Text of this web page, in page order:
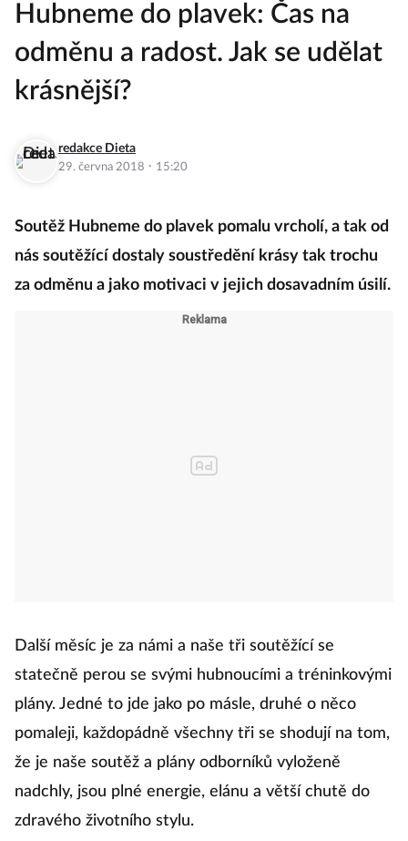
Hubneme do plavek: Čas na
odměnu a radost. Jak se udělat
krásnější?
redakce Dieta
29. června 2018 · 15:20
Soutěž Hubneme do plavek pomalu vrcholí, a tak od
nás soutěžící dostaly soustředění krásy tak trochu
za odměnu a jako motivaci v jejich dosavadním úsilí.
Další měsíc je za námi a naše tři soutěžící se
statečně perou se svými hubnoucími a tréninkovými
plány. Jedné to jde jako po másle, druhé o něco
pomaleji, každopádně všechny tři se shodují na tom,
že je naše soutěž a plány odborníků vyloženě
nadchly, jsou plné energie, elánu a větší chutě do
zdravého životního stylu.